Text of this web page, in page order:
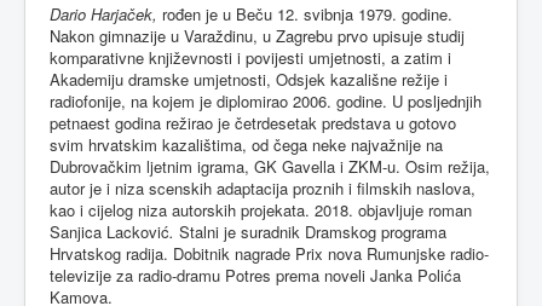
Dario Harjaček, rođen je u Beču 12. svibnja 1979. godine.
Nakon gimnazije u Varaždinu, u Zagrebu prvo upisuje studij
komparativne književnosti i povijesti umjetnosti, a zatim i
Akademiju dramske umjetnosti, Odsjek kazališne režije i
radiofonije, na kojem je diplomirao 2006. godine. U posljednjih
petnaest godina režirao je četrdesetak predstava u gotovo
svim hrvatskim kazalištima, od čega neke najvažnije na
Dubrovačkim ljetnim igrama, GK Gavella i ZKM-u. Osim režija,
autor je i niza scenskih adaptacija proznih i filmskih naslova,
kao i cijelog niza autorskih projekata. 2018. objavljuje roman
Sanjica Lacković. Stalni je suradnik Dramskog programa
Hrvatskog radija. Dobitnik nagrade Prix nova Rumunjske radio-
televizije za radio-dramu Potres prema noveli Janka Polića
Kamova.